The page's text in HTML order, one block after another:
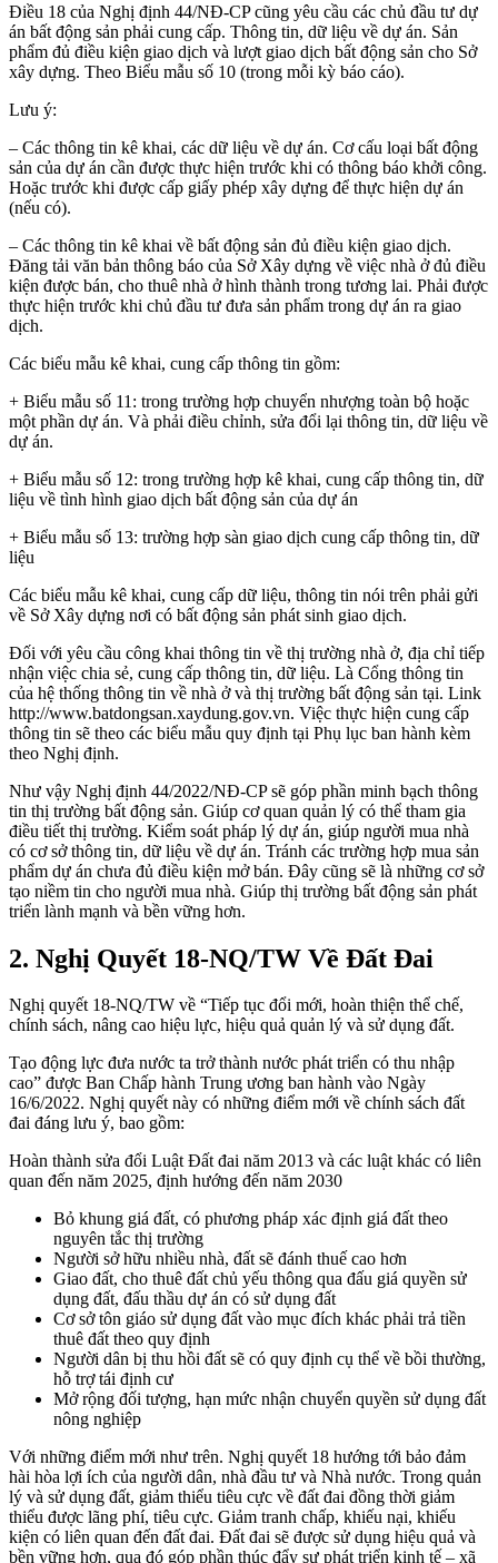
Điều 18 của Nghị định 44/NĐ-CP cũng yêu cầu các chủ đầu tư dự
án bất động sản phải cung cấp. Thông tin, dữ liệu về dự án. Sản
phẩm đủ điều kiện giao dịch và lượt giao dịch bất động sản cho Sở
xây dựng. Theo Biểu mẫu số 10 (trong mỗi kỳ báo cáo).
Lưu ý:
– Các thông tin kê khai, các dữ liệu về dự án. Cơ cấu loại bất động
sản của dự án cần được thực hiện trước khi có thông báo khởi công.
Hoặc trước khi được cấp giấy phép xây dựng để thực hiện dự án
(nếu có).
– Các thông tin kê khai về bất động sản đủ điều kiện giao dịch.
Đăng tải văn bản thông báo của Sở Xây dựng về việc nhà ở đủ điều
kiện được bán, cho thuê nhà ở hình thành trong tương lai. Phải được
thực hiện trước khi chủ đầu tư đưa sản phẩm trong dự án ra giao
dịch.
Các biểu mẫu kê khai, cung cấp thông tin gồm:
+ Biểu mẫu số 11: trong trường hợp chuyển nhượng toàn bộ hoặc
một phần dự án. Và phải điều chỉnh, sửa đổi lại thông tin, dữ liệu về
dự án.
+ Biểu mẫu số 12: trong trường hợp kê khai, cung cấp thông tin, dữ
liệu về tình hình giao dịch bất động sản của dự án
+ Biểu mẫu số 13: trường hợp sàn giao dịch cung cấp thông tin, dữ
liệu
Các biểu mẫu kê khai, cung cấp dữ liệu, thông tin nói trên phải gửi
về Sở Xây dựng nơi có bất động sản phát sinh giao dịch.
Đối với yêu cầu công khai thông tin về thị trường nhà ở, địa chỉ tiếp
nhận việc chia sẻ, cung cấp thông tin, dữ liệu. Là Cổng thông tin
của hệ thống thông tin về nhà ở và thị trường bất động sản tại. Link
http://www.batdongsan.xaydung.gov.vn. Việc thực hiện cung cấp
thông tin sẽ theo các biểu mẫu quy định tại Phụ lục ban hành kèm
theo Nghị định.
Như vậy Nghị định 44/2022/NĐ-CP sẽ góp phần minh bạch thông
tin thị trường bất động sản. Giúp cơ quan quản lý có thể tham gia
điều tiết thị trường. Kiểm soát pháp lý dự án, giúp người mua nhà
có cơ sở thông tin, dữ liệu về dự án. Tránh các trường hợp mua sản
phẩm dự án chưa đủ điều kiện mở bán. Đây cũng sẽ là những cơ sở
tạo niềm tin cho người mua nhà. Giúp thị trường bất động sản phát
triển lành mạnh và bền vững hơn.
2. Nghị Quyết 18-NQ/TW Về Đất Đai
Nghị quyết 18-NQ/TW về “Tiếp tục đổi mới, hoàn thiện thể chế,
chính sách, nâng cao hiệu lực, hiệu quả quản lý và sử dụng đất.
Tạo động lực đưa nước ta trở thành nước phát triển có thu nhập
cao” được Ban Chấp hành Trung ương ban hành vào Ngày
16/6/2022. Nghị quyết này có những điểm mới về chính sách đất
đai đáng lưu ý, bao gồm:
Hoàn thành sửa đổi Luật Đất đai năm 2013 và các luật khác có liên
quan đến năm 2025, định hướng đến năm 2030
Bỏ khung giá đất, có phương pháp xác định giá đất theo
nguyên tắc thị trường
Người sở hữu nhiều nhà, đất sẽ đánh thuế cao hơn
Giao đất, cho thuê đất chủ yếu thông qua đấu giá quyền sử
dụng đất, đấu thầu dự án có sử dụng đất
Cơ sở tôn giáo sử dụng đất vào mục đích khác phải trả tiền
thuê đất theo quy định
Người dân bị thu hồi đất sẽ có quy định cụ thể về bồi thường,
hỗ trợ tái định cư
Mở rộng đối tượng, hạn mức nhận chuyển quyền sử dụng đất
nông nghiệp
Với những điểm mới như trên. Nghị quyết 18 hướng tới bảo đảm
hài hòa lợi ích của người dân, nhà đầu tư và Nhà nước. Trong quản
lý và sử dụng đất, giảm thiểu tiêu cực về đất đai đồng thời giảm
thiểu được lãng phí, tiêu cực. Giảm tranh chấp, khiếu nại, khiếu
kiện có liên quan đến đất đai. Đất đai sẽ được sử dụng hiệu quả và
bền vững hơn, qua đó góp phần thúc đẩy sự phát triển kinh tế – xã